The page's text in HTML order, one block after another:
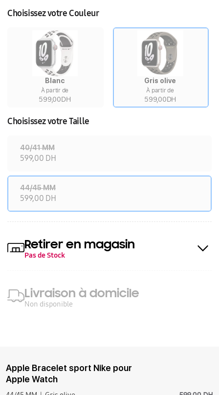
Choisissez votre Couleur
Blanc
À partir de
599,00DH
Gris olive
À partir de
599,00DH
Choisissez votre Taille
40/41 MM
599,00 DH
44/45 MM
599,00 DH
Retirer en magasin
Pas de Stock
Livraison à domicile
Non disponible
Apple Bracelet sport Nike pour
Apple Watch